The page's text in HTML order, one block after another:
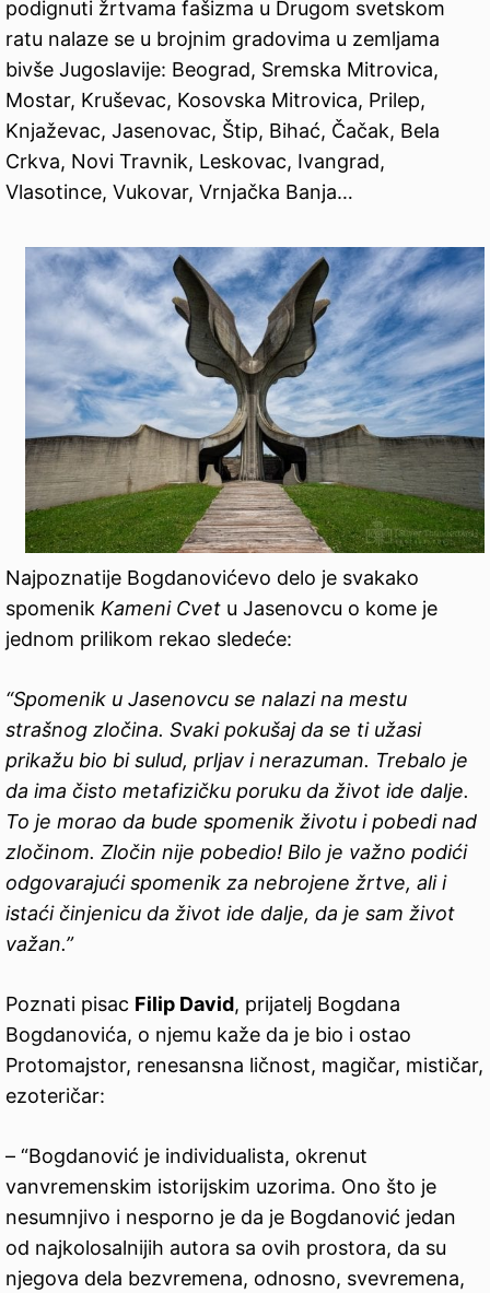
podignuti žrtvama fašizma u Drugom svetskom
ratu nalaze se u brojnim gradovima u zemljama
bivše Jugoslavije: Beograd, Sremska Mitrovica,
Mostar, Kruševac, Kosovska Mitrovica, Prilep,
Knjaževac, Jasenovac, Štip, Bihać, Čačak, Bela
Crkva, Novi Travnik, Leskovac, Ivangrad,
Vlasotince, Vukovar, Vrnjačka Banja…
Najpoznatije Bogdanovićevo delo je svakako
spomenik Kameni Cvet u Jasenovcu o kome je
jednom prilikom rekao sledeće:
“Spomenik u Jasenovcu se nalazi na mestu
strašnog zločina. Svaki pokušaj da se ti užasi
prikažu bio bi sulud, prljav i nerazuman. Trebalo je
da ima čisto metafizičku poruku da život ide dalje.
To je morao da bude spomenik životu i pobedi nad
zločinom. Zločin nije pobedio! Bilo je važno podići
odgovarajući spomenik za nebrojene žrtve, ali i
istaći činjenicu da život ide dalje, da je sam život
važan.”
Poznati pisac Filip David, prijatelj Bogdana
Bogdanovića, o njemu kaže da je bio i ostao
Protomajstor, renesansna ličnost, magičar, mističar,
ezoteričar:
– “Bogdanović je individualista, okrenut
vanvremenskim istorijskim uzorima. Ono što je
nesumnjivo i nesporno je da je Bogdanović jedan
od najkolosalnijih autora sa ovih prostora, da su
njegova dela bezvremena, odnosno, svevremena,